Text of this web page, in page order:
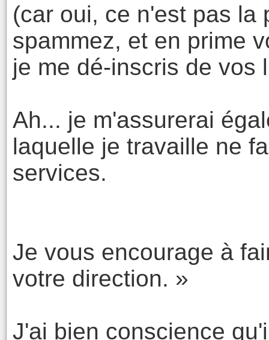
(car oui, ce n'est pas la
spammez, et en prime
je me dé-inscris de vos
Ah... je m'assurerai
laquelle je travaille ne
services.
Je vous encourage à
votre direction. »
J'ai bien conscience